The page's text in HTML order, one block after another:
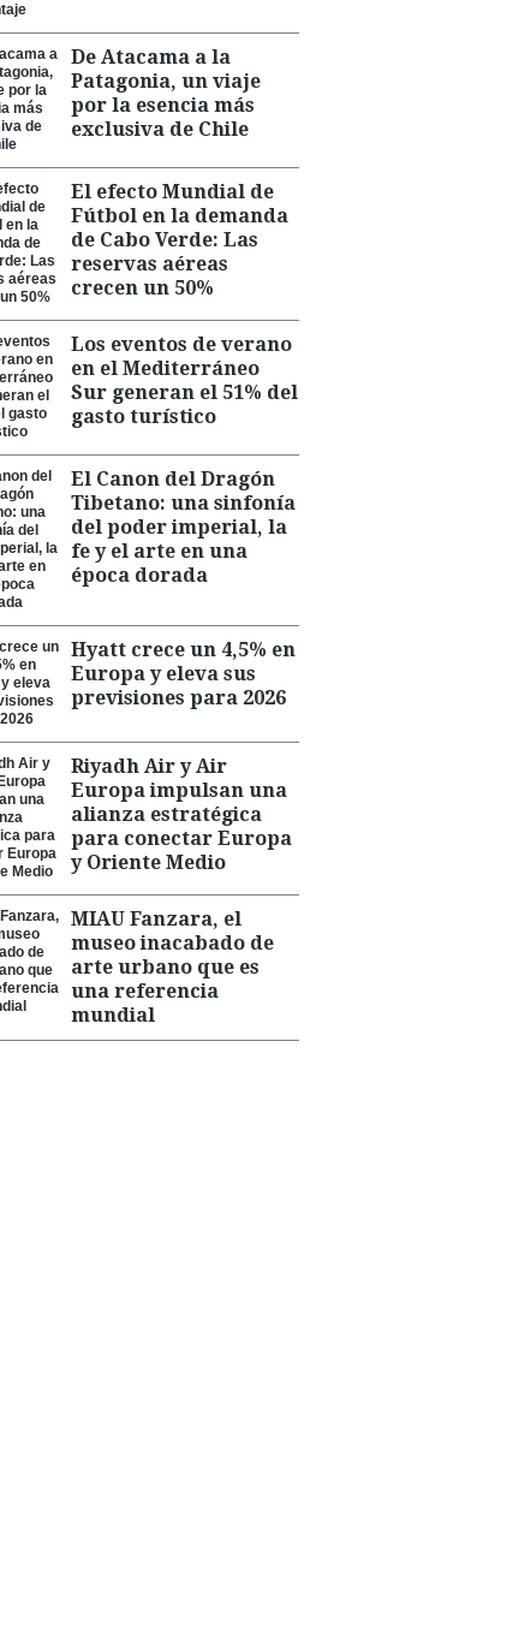
De Atacama a la
Patagonia, un viaje
por la esencia más
exclusiva de Chile
El efecto Mundial de
Fútbol en la demanda
de Cabo Verde: Las
reservas aéreas
crecen un 50%
Los eventos de verano
en el Mediterráneo
Sur generan el 51% del
gasto turístico
El Canon del Dragón
Tibetano: una sinfonía
del poder imperial, la
fe y el arte en una
época dorada
Hyatt crece un 4,5% en
Europa y eleva sus
previsiones para 2026
Riyadh Air y Air
Europa impulsan una
alianza estratégica
para conectar Europa
y Oriente Medio
MIAU Fanzara, el
museo inacabado de
arte urbano que es
una referencia
mundial